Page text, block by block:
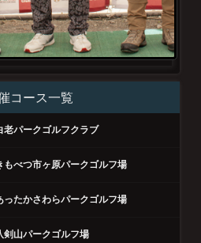
コース一覧
老パークゴルフクラブ
もべつ市ヶ原パークゴルフ場
ったかさわらパークゴルフ場
剣山パークゴルフ場